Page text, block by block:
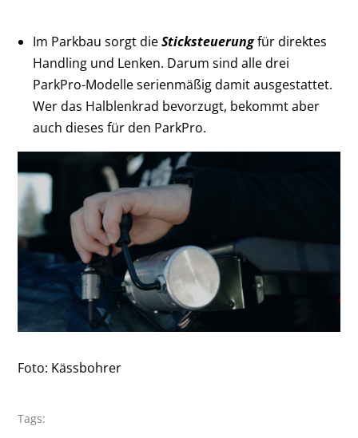
Im Parkbau sorgt dieSticksteuerungfür direktes
Handling und Lenken. Darum sind alle drei
ParkPro-Modelle serienmäßig damit ausgestattet.
Wer das Halblenkrad bevorzugt, bekommt aber
auch dieses für den ParkPro.
Foto: Kässbohrer
Tags: